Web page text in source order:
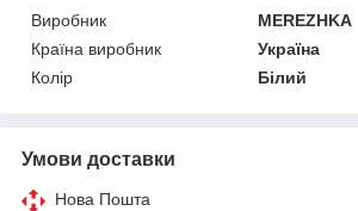
Виробник
MEREZHKA
Країна виробник
Україна
Колір
Білий
Умови доставки
Нова Пошта